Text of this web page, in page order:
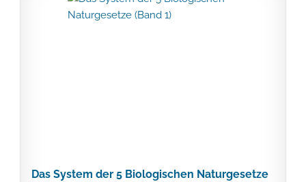
Das System der 5 Biologischen Naturgesetze